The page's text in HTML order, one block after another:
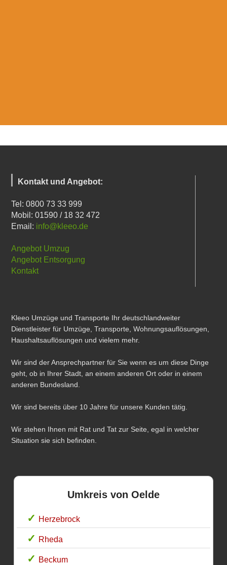
Kontakt und Angebot:
Tel: 0800 73 33 999
Mobil: 01590 / 18 32 472
Email: info@kleeo.de
Angebot Umzug
Angebot Entsorgung
Kontakt
Kleeo Umzüge und Transporte Ihr deutschlandweiter
Dienstleister für Umzüge, Transporte, Wohnungsauflösungen,
Haushaltsauflösungen und vielem mehr.
Wir sind der Ansprechpartner für Sie wenn es um diese Dinge
geht, ob in Ihrer Stadt, an einem anderen Ort oder in einem
anderen Bundesland.
Wir sind bereits über 10 Jahre für unsere Kunden tätig.
Wir stehen Ihnen mit Rat und Tat zur Seite, egal in welcher
Situation sie sich befinden.
Umkreis von Oelde
Herzebrock
Rheda
Beckum